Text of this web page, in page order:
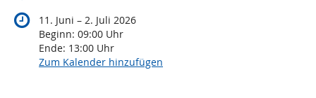
11. Juni –bis
2. Juli 2026
Beginn: 09:00 Uhr
Ende: 13:00 Uhr
Zum Kalender hinzufügen